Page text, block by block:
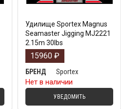
Удилище Sportex Magnus
Seamaster Jigging MJ2221
2.15m 30lbs
15960 ₽
БРЕНД
Sportex
Нет в наличии
УВЕДОМИТЬ